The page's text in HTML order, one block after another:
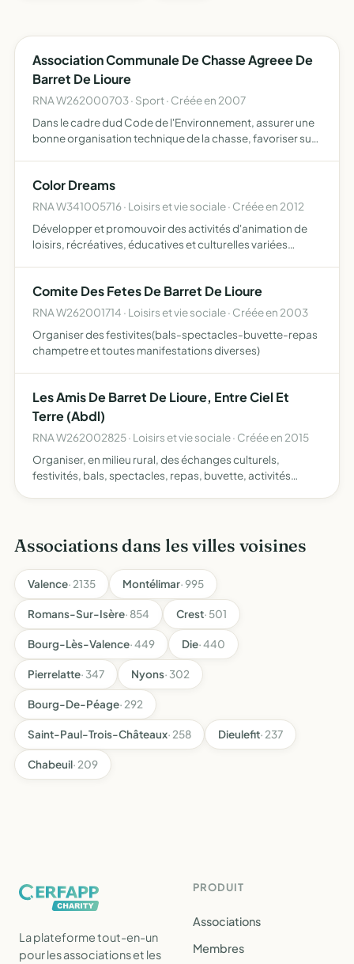
Association Communale De Chasse Agreee De
Barret De Lioure
RNA W262000703 · Sport · Créée en 2007
Dans le cadre dud Code de l'Environnement, assurer une
bonne organisation technique de la chasse, favoriser sur
Color Dreams
RNA W341005716 · Loisirs et vie sociale · Créée en 2012
Développer et promouvoir des activités d'animation de
loisirs, récréatives, éducatives et culturelles variées
Comite Des Fetes De Barret De Lioure
RNA W262001714 · Loisirs et vie sociale · Créée en 2003
Organiser des festivites(bals-spectacles-buvette-repas
champetre et toutes manifestations diverses)
Les Amis De Barret De Lioure, Entre Ciel Et
Terre (Abdl)
RNA W262002825 · Loisirs et vie sociale · Créée en 2015
Organiser, en milieu rural, des échanges culturels,
festivités, bals, spectacles, repas, buvette, activités
Associations dans les villes voisines
Valence· 2135 Montélimar· 995
Romans-Sur-Isère· 854 Crest· 501
Bourg-Lès-Valence· 449 Die· 440
Pierrelatte· 347 Nyons· 302
Bourg-De-Péage· 292
Saint-Paul-Trois-Châteaux· 258 Dieulefit· 237
Chabeuil· 209
La plateforme tout-en-un
pour les associations et les
PRODUIT
Associations
Membres